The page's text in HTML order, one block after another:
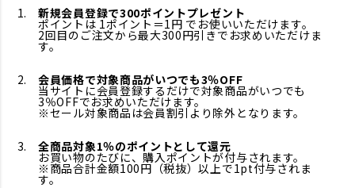
新規会員登録で300ポイントプレゼント
ポイントは 1ポイント＝1円 でお使いいただけます。
2回目のご注文から最大300円引きでお求めいただけま
す。
会員価格で対象商品がいつでも3％OFF
当サイトに会員登録するだけで対象商品がいつでも
3％OFFでお求めいただけます。
※セール対象商品は会員割引より除外となります。
全商品対象1％のポイントとして還元
お買い物のたびに、購入ポイントが付与されます。
※商品合計金額100円（税抜）以上で1pt付与されま
す。